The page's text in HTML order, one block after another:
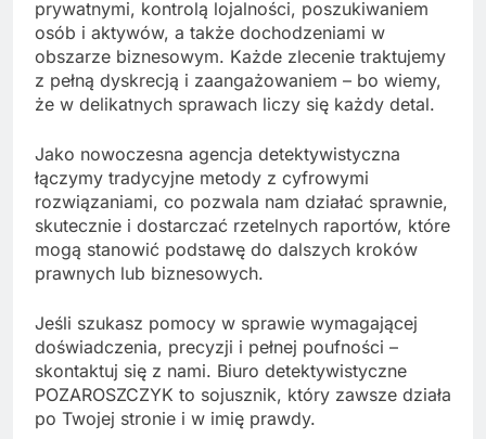
prywatnymi, kontrolą lojalności, poszukiwaniem
osób i aktywów, a także dochodzeniami w
obszarze biznesowym. Każde zlecenie traktujemy
z pełną dyskrecją i zaangażowaniem – bo wiemy,
że w delikatnych sprawach liczy się każdy detal.
Jako nowoczesna agencja detektywistyczna
łączymy tradycyjne metody z cyfrowymi
rozwiązaniami, co pozwala nam działać sprawnie,
skutecznie i dostarczać rzetelnych raportów, które
mogą stanowić podstawę do dalszych kroków
prawnych lub biznesowych.
Jeśli szukasz pomocy w sprawie wymagającej
doświadczenia, precyzji i pełnej poufności –
skontaktuj się z nami. Biuro detektywistyczne
POZAROSZCZYK to sojusznik, który zawsze działa
po Twojej stronie i w imię prawdy.